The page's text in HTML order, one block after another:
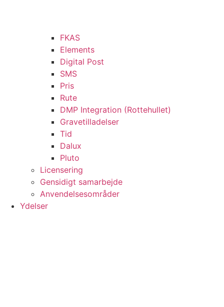
FKAS
Elements
Digital Post
SMS
Pris
Rute
DMP Integration (Rottehullet)
Gravetilladelser
Tid
Dalux
Pluto
Licensering
Gensidigt samarbejde
Anvendelsesområder
Ydelser